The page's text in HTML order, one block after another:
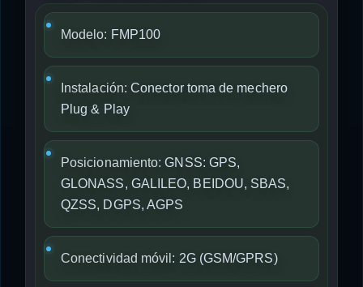
Modelo: FMP100
Instalación: Conector toma de mechero
Plug & Play
Posicionamiento: GNSS: GPS,
GLONASS, GALILEO, BEIDOU, SBAS,
QZSS, DGPS, AGPS
Conectividad móvil: 2G (GSM/GPRS)